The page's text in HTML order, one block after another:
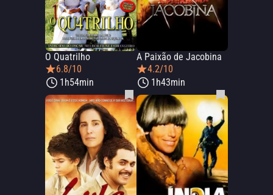
O Quatrilho
6.8/10
1h54min
A Paixão de Jacobina
4.2/10
1h43min